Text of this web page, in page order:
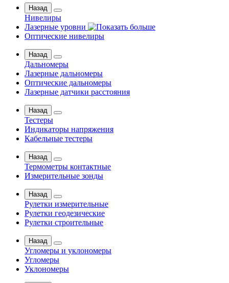
Назад
Нивелиры
Лазерные уровни
Оптические нивелиры
Назад
Дальномеры
Лазерные дальномеры
Оптические дальномеры
Лазерные датчики расстояния
Назад
Тестеры
Индикаторы напряжения
Кабельные тестеры
Назад
Термометры контактные
Измерительные зонды
Назад
Рулетки измерительные
Рулетки геодезические
Рулетки строительные
Назад
Угломеры и уклономеры
Угломеры
Уклономеры